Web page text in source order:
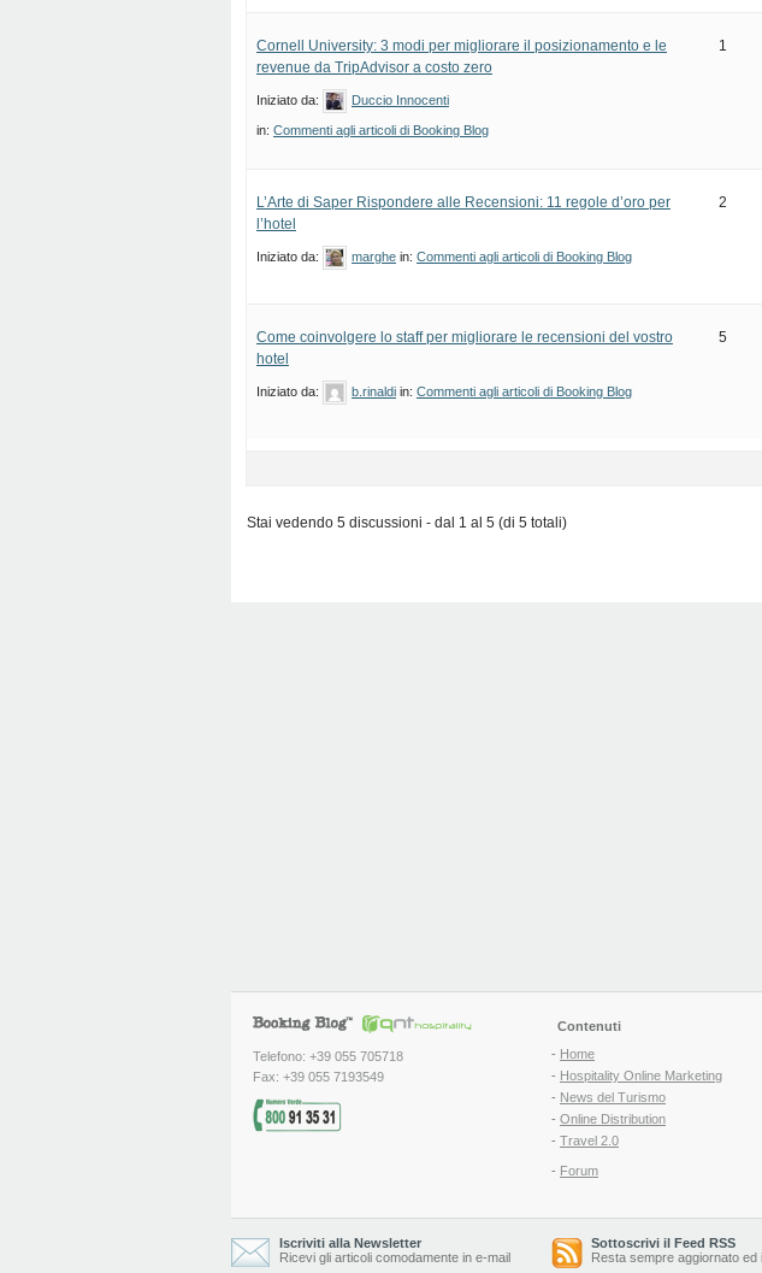
Cornell University: 3 modi per migliorare il posizionamento e le
revenue da TripAdvisor a costo zero
Iniziato da: Duccio Innocenti
in: Commenti agli articoli di Booking Blog
1
L’Arte di Saper Rispondere alle Recensioni: 11 regole d’oro per
l’hotel
Iniziato da: marghe in: Commenti agli articoli di Booking Blog
2
Come coinvolgere lo staff per migliorare le recensioni del vostro
hotel
Iniziato da: b.rinaldi in: Commenti agli articoli di Booking Blog
5
Stai vedendo 5 discussioni - dal 1 al 5 (di 5 totali)
Telefono: +39 055 705718
Fax: +39 055 7193549
Contenuti
- Home
- Hospitality Online Marketing
- News del Turismo
- Online Distribution
- Travel 2.0
- Forum
Iscriviti alla Newsletter
Ricevi gli articoli comodamente in e-mail
Sottoscrivi il Feed RSS
Resta sempre aggiornato ed